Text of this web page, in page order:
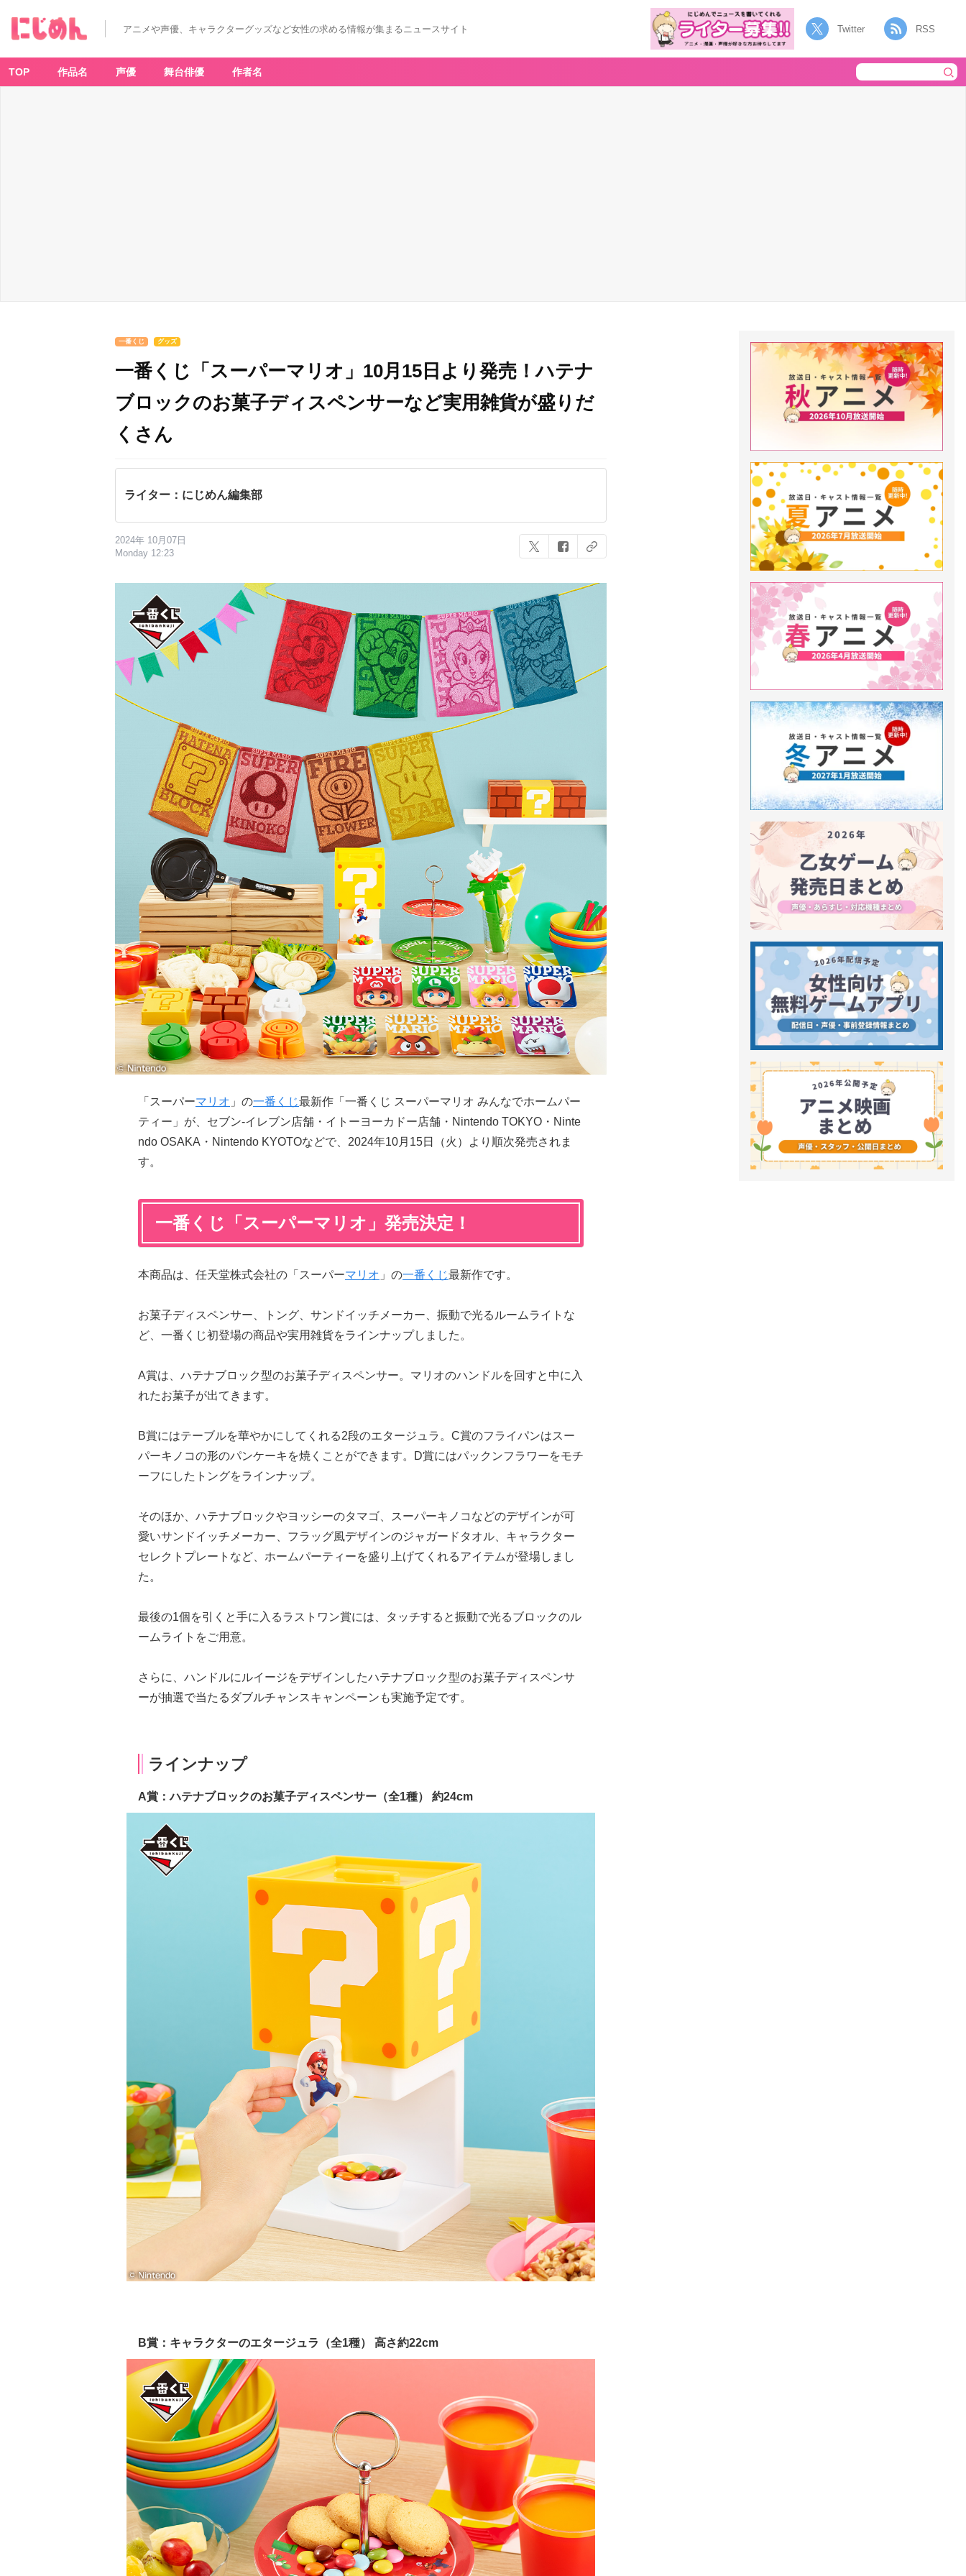
アニメや声優、キャラクターグッズなど女性の求める情報が集まるニュースサイト Twitter RSS
TOP 作品名 声優 舞台俳優 作者名
一番くじ グッズ
一番くじ「スーパーマリオ」10月15日より発売！ハテナ
ブロックのお菓子ディスペンサーなど実用雑貨が盛りだ
くさん
ライター：にじめん編集部
2024年 10月07日
Monday 12:23
「スーパーマリオ 」の一番くじ最新作「一番くじ スーパーマリオ みんなでホームパー
ティー」が、セブン‐イレブン店舗・イトーヨーカドー店舗・Nintendo TOKYO・Ninte
ndo OSAKA・Nintendo KYOTOなどで、2024年10月15日（火）より順次発売されま
す。
一番くじ「スーパーマリオ」発売決定！
本商品は、任天堂株式会社の「スーパーマリオ 」の一番くじ最新作です。
お菓子ディスペンサー、トング、サンドイッチメーカー、振動で光るルームライトな
ど、一番くじ初登場の商品や実用雑貨をラインナップしました。
A賞は、ハテナブロック型のお菓子ディスペンサー。マリオのハンドルを回すと中に入
れたお菓子が出てきます。
B賞にはテーブルを華やかにしてくれる2段のエタージュラ。C賞のフライパンはスー
パーキノコの形のパンケーキを焼くことができます。D賞にはパックンフラワーをモチ
ーフにしたトングをラインナップ。
そのほか、ハテナブロックやヨッシーのタマゴ、スーパーキノコなどのデザインが可
愛いサンドイッチメーカー、フラッグ風デザインのジャガードタオル、キャラクター
セレクトプレートなど、ホームパーティーを盛り上げてくれるアイテムが登場しまし
た。
最後の1個を引くと手に入るラストワン賞には、タッチすると振動で光るブロックのル
ームライトをご用意。
さらに、ハンドルにルイージをデザインしたハテナブロック型のお菓子ディスペンサ
ーが抽選で当たるダブルチャンスキャンペーンも実施予定です。
ラインナップ
A賞：ハテナブロックのお菓子ディスペンサー（全1種） 約24cm
B賞：キャラクターのエタージュラ（全1種） 高さ約22cm